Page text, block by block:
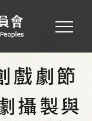
息 教育文化
戲劇節
攝製與